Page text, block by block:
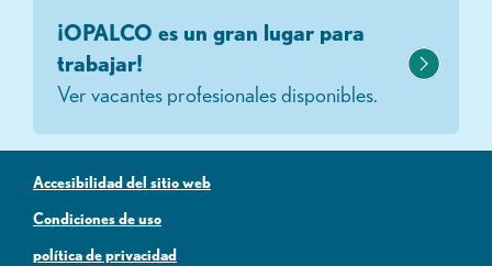
¡OPALCO es un gran lugar para
trabajar!
Ver vacantes profesionales disponibles.
Accesibilidad del sitio web
Condiciones de uso
política de privacidad